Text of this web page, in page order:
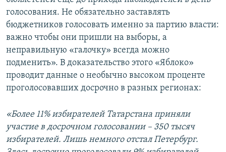
голосования. Не обязательно заставлять
бюджетников голосовать именно за партию власти:
важно чтобы они пришли на выборы, а
неправильную «галочку» всегда можно
подменить». В доказательство этого «Яблоко»
проводит данные о необычно высоком проценте
проголосовавших досрочно в разных регионах:
«Более 11% избирателей Татарстана приняли
участие в досрочном голосовании – 350 тысяч
избирателей. Лишь немного отстал Петербург.